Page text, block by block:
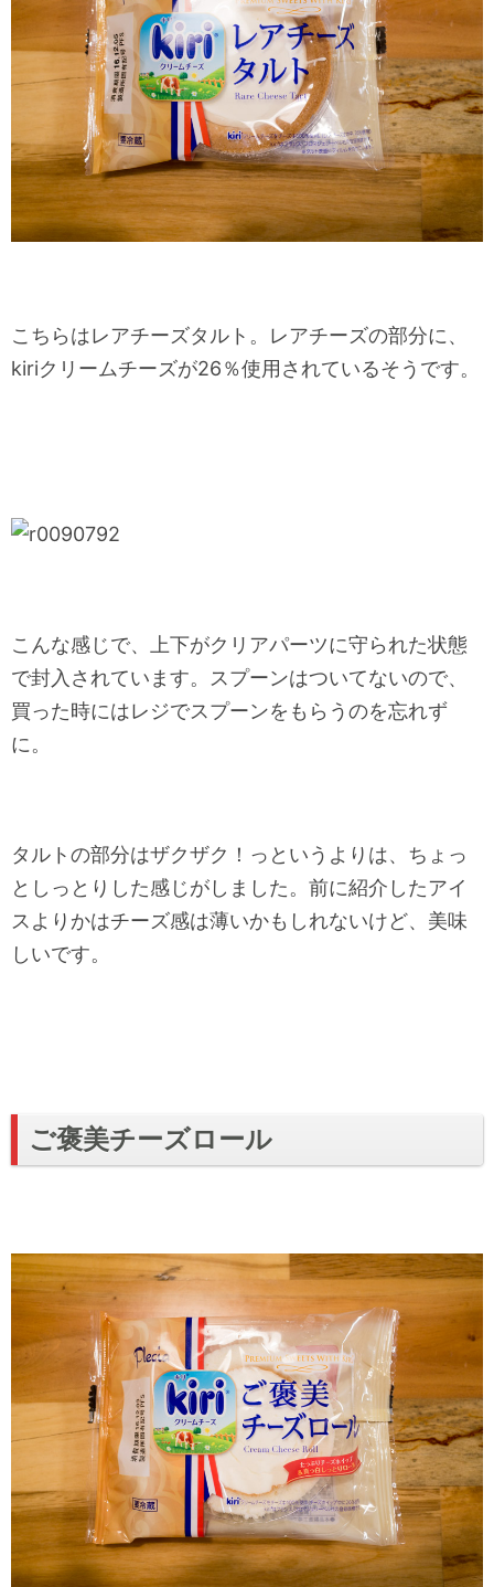
こちらはレアチーズタルト。レアチーズの部分に、
kiriクリームチーズが26％使用されているそうです。
こんな感じで、上下がクリアパーツに守られた状態
で封入されています。スプーンはついてないので、
買った時にはレジでスプーンをもらうのを忘れず
に。
タルトの部分はザクザク！っというよりは、ちょっ
としっとりした感じがしました。前に紹介したアイ
スよりかはチーズ感は薄いかもしれないけど、美味
しいです。
ご褒美チーズロール